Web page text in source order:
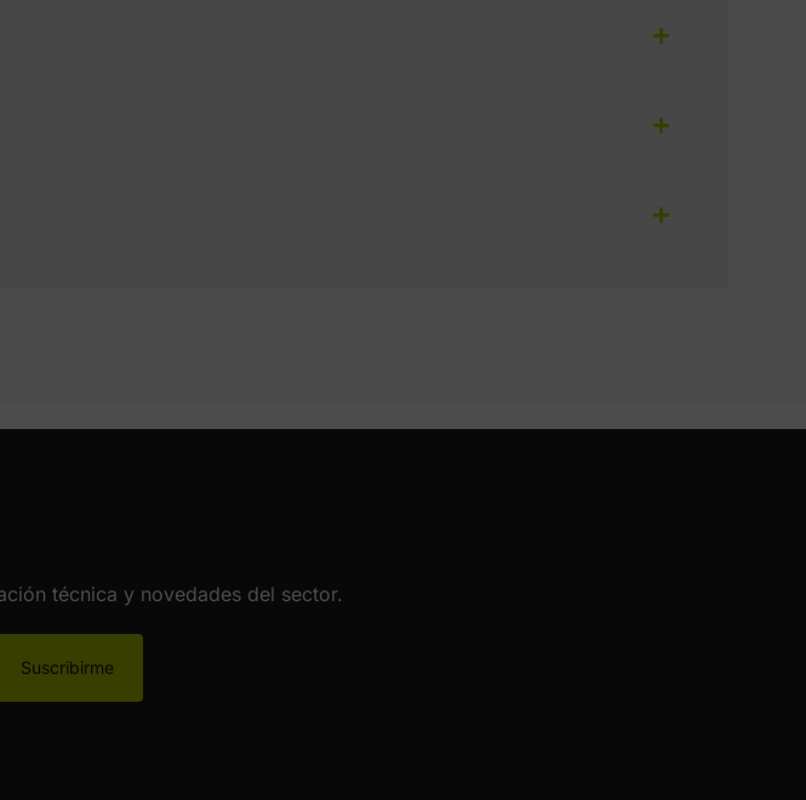
técnica y novedades del sector.
Suscribirme